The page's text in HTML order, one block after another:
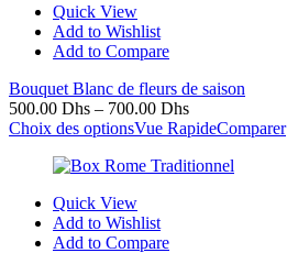
Quick View
Add to Wishlist
Add to Compare
Bouquet Blanc de fleurs de saison
500.00 Dhs – 700.00 Dhs
Choix des optionsVue RapideComparer
Quick View
Add to Wishlist
Add to Compare